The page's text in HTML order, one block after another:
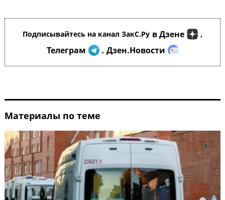
Подписывайтесь на канал ЗакС.Ру в Дзене ,
Телеграм , Дзен.Новости
Материалы по теме